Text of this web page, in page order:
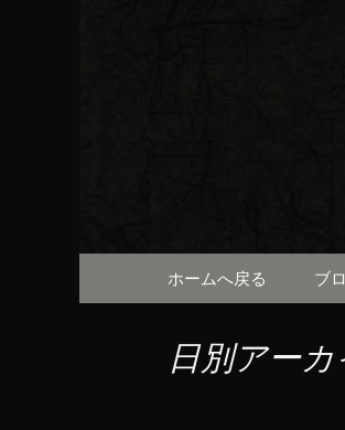
京
（
京都・先斗
知らせや、
コンテンツへ移動
ホームへ戻る ブ
日別アーカ